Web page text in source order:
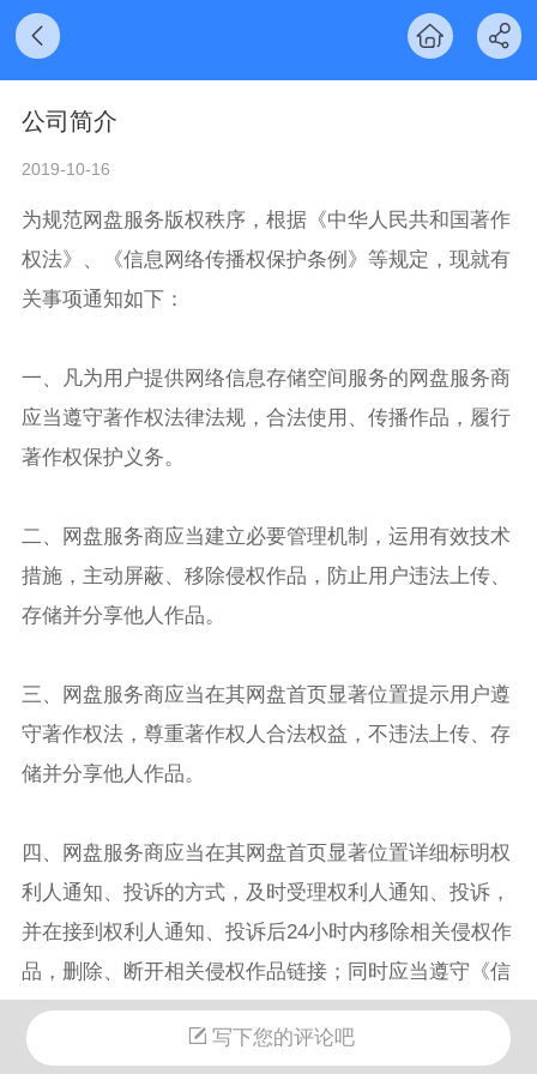
公司简介
2019-10-16
为规范网盘服务版权秩序，根据《中华人民共和国著作
权法》、《信息网络传播权保护条例》等规定，现就有
关事项通知如下：
一、凡为用户提供网络信息存储空间服务的网盘服务商
应当遵守著作权法律法规，合法使用、传播作品，履行
著作权保护义务。
二、网盘服务商应当建立必要管理机制，运用有效技术
措施，主动屏蔽、移除侵权作品，防止用户违法上传、
存储并分享他人作品。
三、网盘服务商应当在其网盘首页显著位置提示用户遵
守著作权法，尊重著作权人合法权益，不违法上传、存
储并分享他人作品。
四、网盘服务商应当在其网盘首页显著位置详细标明权
利人通知、投诉的方式，及时受理权利人通知、投诉，
并在接到权利人通知、投诉后24小时内移除相关侵权作
品，删除、断开相关侵权作品链接；同时应当遵守《信
息网络传播权保护条例》关于“通知”的相关规定。
写下您的评论吧